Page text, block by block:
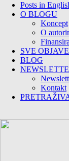
Posts in
O BLOGU
Koncept
O
SVE OBJAVE
BLOG
Kontakt